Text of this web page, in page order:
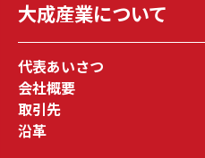
⼤成産業について
代表あいさつ
会社概要
取引先
沿⾰